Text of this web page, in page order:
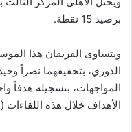
برصيد 15 نقطة.
الدوري، بتحقيقهما نصراً
المواجهات، بتسجيله هدفاً
الأهداف خلال هذه اللقاءات (7 أهداف).